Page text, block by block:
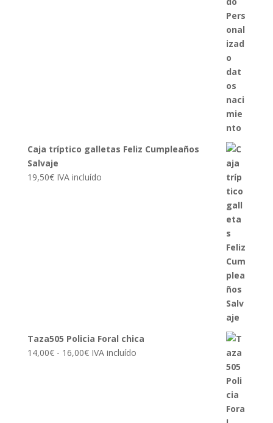
Caja tríptico galletas Feliz Cumpleaños
Salvaje
19,50€ IVA incluído
Taza505 Policia Foral chica
14,00€ - 16,00€Rango
IVA incluído